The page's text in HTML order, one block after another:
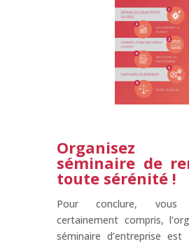
séminaire de
toute sérénité !
Pour conclure, vous
certainement compris,
séminaire d’entreprise